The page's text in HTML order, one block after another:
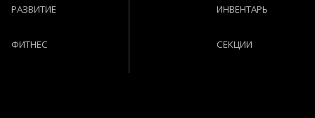
РАЗВИТИЕ
ФИТНЕС
ИНВЕНТАРЬ
СЕКЦИИ